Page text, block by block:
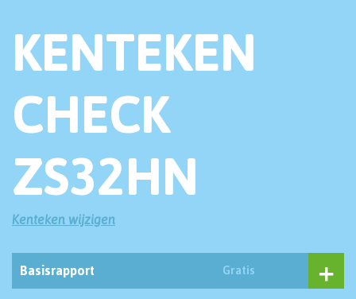
KENTEKEN
CHECK
ZS32HN
Kenteken wijzigen
Basisrapport Gratis